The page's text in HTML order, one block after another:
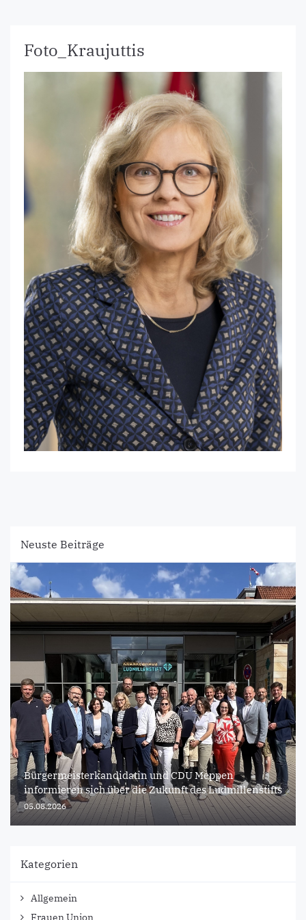
Foto_Kraujuttis
Neuste Beiträge
Bürgermeisterkandidatin und CDU Meppen
informieren sich über die Zukunft des Ludmillenstifts
05.08.2026
Kategorien
Allgemein
Frauen Union